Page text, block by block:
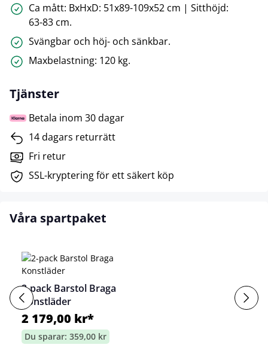
Ca mått: BxHxD: 51x89-109x52 cm | Sitthöjd:
63-83 cm.
Svängbar och höj- och sänkbar.
Maxbelastning: 120 kg.
Tjänster
Betala inom 30 dagar
14 dagars returrätt
Fri retur
SSL-kryptering för ett säkert köp
Våra spartpaket
2-pack Barstol Braga
Konstläder
2 179,00 kr*
Du sparar: 359,00 kr